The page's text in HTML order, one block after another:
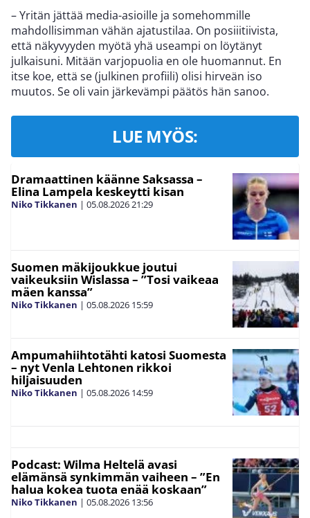
– Yritän jättää media-asioille ja somehommille
mahdollisimman vähän ajatustilaa. On posiiitiivista,
että näkyvyyden myötä yhä useampi on löytänyt
julkaisuni. Mitään varjopuolia en ole huomannut. En
itse koe, että se (julkinen profiili) olisi hirveän iso
muutos. Se oli vain järkevämpi päätös hän sanoo.
LUE MYÖS:
Dramaattinen käänne Saksassa –
Elina Lampela keskeytti kisan
Niko Tikkanen | 05.08.202621:29
Suomen mäkijoukkue joutui
vaikeuksiin Wislassa – ”Tosi vaikeaa
mäen kanssa”
Niko Tikkanen | 05.08.2026 15:59
Ampumahiihtotähti katosi Suomesta
– nyt Venla Lehtonen rikkoi
hiljaisuuden
Niko Tikkanen | 05.08.2026 14:59
Podcast: Wilma Heltelä avasi
elämänsä synkimmän vaiheen – ”En
halua kokea tuota enää koskaan”
Niko Tikkanen | 05.08.2026 13:56